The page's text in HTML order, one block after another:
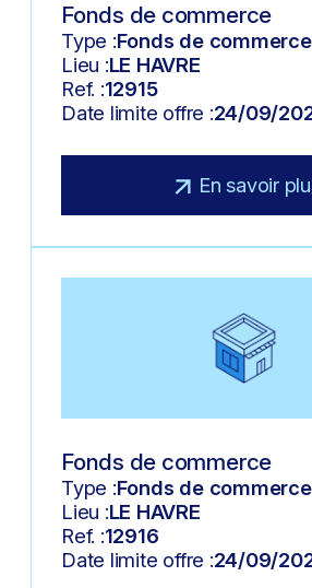
Fonds de commerce
Type :Fonds de commerce
Lieu :LE HAVRE
Ref. :12915
Date limite offre :24/09/
En savoir
Fonds de commerce
Type :Fonds de commerce
Lieu :LE HAVRE
Ref. :12916
Date limite offre :24/09/